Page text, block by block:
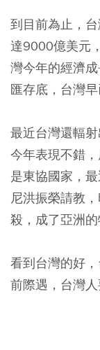
到目前為止，
達9000億美元
灣今年的經濟
匯存底，台灣早
最近台灣還輻
今年表現不錯
是東協國家，
尼洪振榮請教
殺，成了亞洲的
看到台灣的好
前際遇，台灣